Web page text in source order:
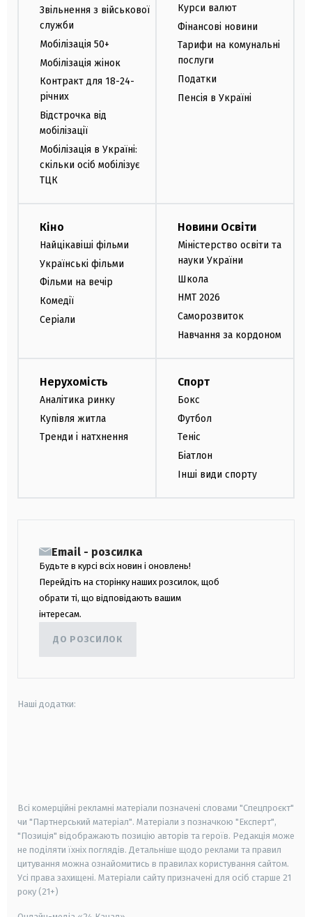
Звільнення з військової
служби
Мобілізація 50+
Мобілізація жінок
Контракт для 18-24-
річних
Відстрочка від
мобілізації
Мобілізація в Україні:
скільки осіб мобілізує
ТЦК
Курси валют
Фінансові новини
Тарифи на комунальні
послуги
Податки
Пенсія в Україні
Кіно
Найцікавіші фільми
Українські фільми
Фільми на вечір
Комедії
Серіали
Новини Освіти
Міністерство освіти та
науки України
Школа
НМТ 2026
Саморозвиток
Навчання за кордоном
Нерухомість
Аналітика ринку
Купівля житла
Тренди і натхнення
Спорт
Бокс
Футбол
Теніс
Біатлон
Інші види спорту
Email - розсилка
Будьте в курсі всіх новин і оновлень!
Перейдіть на сторінку наших розсилок, щоб
обрати ті, що відповідають вашим
інтересам.
ДО РОЗСИЛОК
Наші додатки:
Всі комерційні рекламні матеріали позначені словами "Спецпроєкт"
чи "Партнерський матеріал". Матеріали з позначкою "Експерт",
"Позиція" відображають позицію авторів та героїв. Редакція може
не поділяти їхніх поглядів. Детальніше щодо реклами та правил
цитування можна ознайомитись в правилах користування сайтом.
Усі права захищені. Матеріали сайту призначені для осіб старше 21
року (21+)